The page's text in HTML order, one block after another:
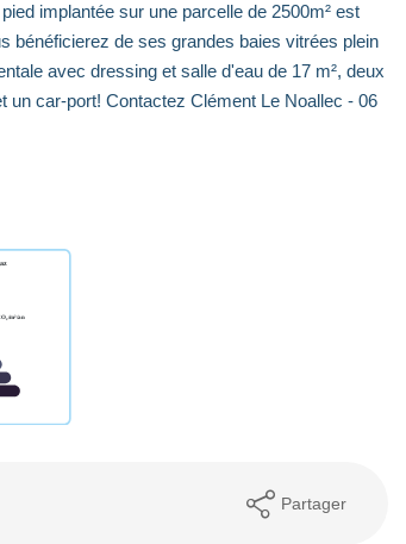
implantée sur une parcelle de 2500m² est
bénéficierez de ses grandes baies vitrées plein
avec dressing et salle d'eau de 17 m², deux
un car-port! Contactez Clément Le Noallec - 06
Partager